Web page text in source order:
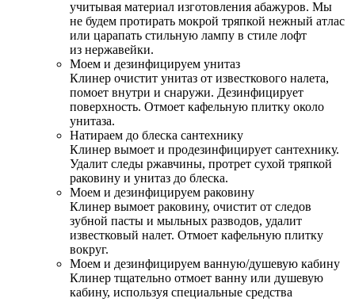
учитывая материал изготовления абажуров. Мы
не будем протирать мокрой тряпкой нежный атлас
или царапать стильную лампу в стиле лофт
из нержавейки.
Моем и дезинфицируем унитаз
Клинер очистит унитаз от известкового налета,
помоет внутри и снаружи. Дезинфицирует
поверхность. Отмоет кафельную плитку около
унитаза.
Натираем до блеска сантехнику
Клинер вымоет и продезинфицирует сантехнику.
Удалит следы ржавчины, протрет сухой тряпкой
раковину и унитаз до блеска.
Моем и дезинфицируем раковину
Клинер вымоет раковину, очистит от следов
зубной пасты и мыльных разводов, удалит
известковый налет. Отмоет кафельную плитку
вокруг.
Моем и дезинфицируем ванную/душевую кабину
Клинер тщательно отмоет ванну или душевую
кабину, используя специальные средства